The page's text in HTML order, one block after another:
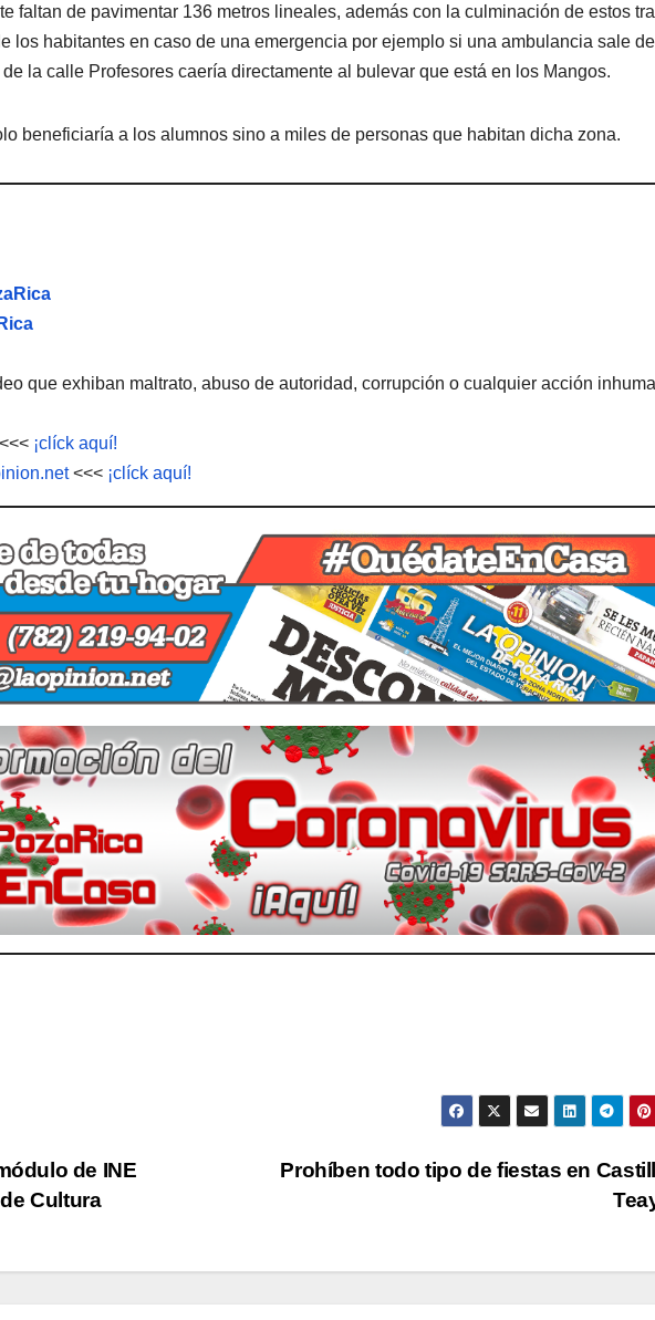
faltan de pavimentar 136 metros lineales, además con la culminación de estos
los habitantes en caso de una emergencia por ejemplo si una ambulancia sale
la calle Profesores caería directamente al bulevar que está en los Mangos.
beneficiaría a los alumnos sino a miles de personas que habitan dicha zona.
que exhiban maltrato, abuso de autoridad, corrupción o cualquier acción
<<< ¡clíck aquí!
<<< ¡clíck aquí!
Prohíben todo tipo de fiestas en
de INE
Cultura